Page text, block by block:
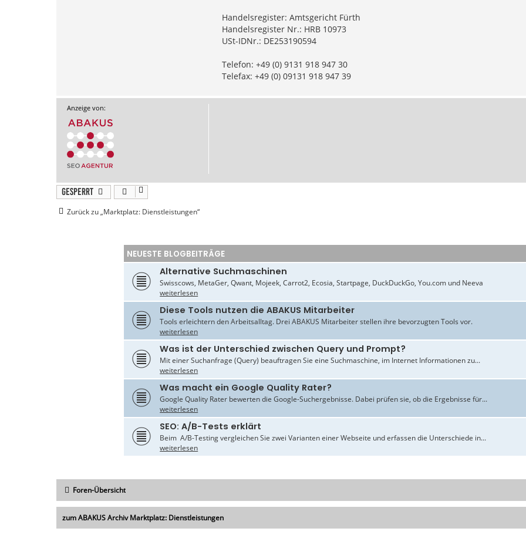
Handelsregister: Amtsgericht Fürth
Handelsregister Nr.: HRB 10973
USt-IDNr.: DE253190594
Telefon: +49 (0) 9131 918 947 30
Telefax: +49 (0) 09131 918 947 39
Anzeige von:
Gesperrt
Zurück zu „Marktplatz: Dienstleistungen“
NEUESTE BLOGBEITRÄGE
Alternative Suchmaschinen
Swisscows, MetaGer, Qwant, Mojeek, Carrot2, Ecosia, Startpage, DuckDuckGo, You.com und Neeva
weiterlesen
Diese Tools nutzen die ABAKUS Mitarbeiter
Tools erleichtern den Arbeitsalltag. Drei ABAKUS Mitarbeiter stellen ihre bevorzugten Tools vor.
weiterlesen
Was ist der Unterschied zwischen Query und Prompt?
Mit einer Suchanfrage (Query) beauftragen Sie eine Suchmaschine, im Internet Informationen zu...
weiterlesen
Was macht ein Google Quality Rater?
Google Quality Rater bewerten die Google-Suchergebnisse. Dabei prüfen sie, ob die Ergebnisse für...
weiterlesen
SEO: A/B-Tests erklärt
Beim A/B-Testing vergleichen Sie zwei Varianten einer Webseite und erfassen die Unterschiede in...
weiterlesen
Foren-Übersicht
zum ABAKUS Archiv Marktplatz: Dienstleistungen